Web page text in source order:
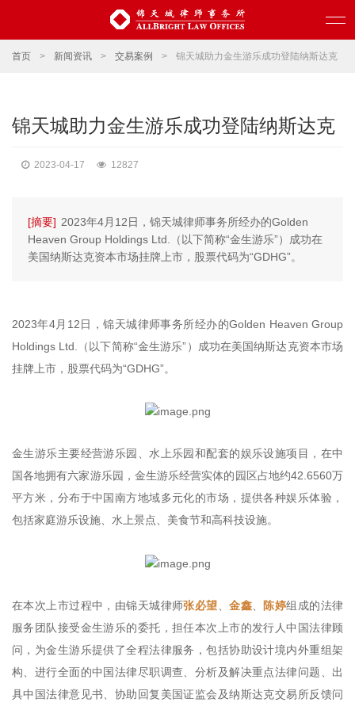
首页 > 新闻资讯 > 交易案例 > 锦天城助力金生游乐成功登陆纳斯达克
锦天城助力金生游乐成功登陆纳斯达克
2023-04-17 12827
[摘要] 2023年4月12日，锦天城律师事务所经办的Golden
Heaven Group Holdings Ltd.（以下简称“金生游乐”）成功在
美国纳斯达克资本市场挂牌上市，股票代码为“GDHG”。
2023年4月12日，锦天城律师事务所经办的Golden Heaven Group
Holdings Ltd.（以下简称“金生游乐”）成功在美国纳斯达克资本市场
挂牌上市，股票代码为“GDHG”。
金生游乐主要经营游乐园、水上乐园和配套的娱乐设施项目，在中
国各地拥有六家游乐园，金生游乐经营实体的园区占地约42.6560万
平方米，分布于中国南方地域多元化的市场，提供各种娱乐体验，
包括家庭游乐设施、水上景点、美食节和高科技设施。
在本次上市过程中，由锦天城律师张必望 、金鑫 、陈婷组成的法律
服务团队接受金生游乐的委托，担任本次上市的发行人中国法律顾
问，为金生游乐提供了全程法律服务，包括协助设计境内外重组架
构、进行全面的中国法律尽职调查、分析及解决重点法律问题、出
具中国法律意见书、协助回复美国证监会及纳斯达克交易所反馈问